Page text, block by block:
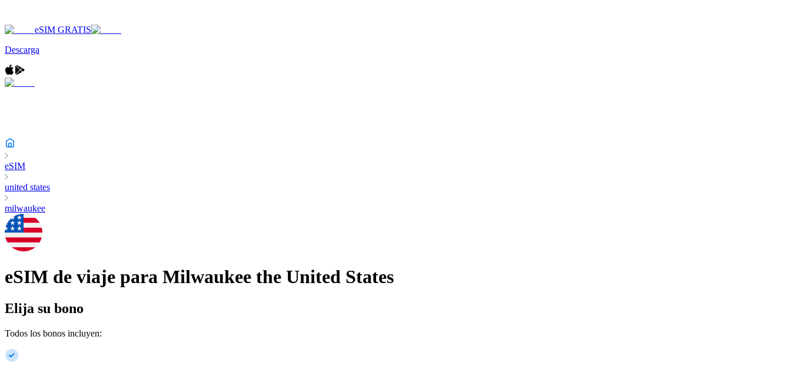
eSIM GRATIS
Descarga
eSIM
united states
milwaukee
eSIM de viaje para Milwaukee the United States
Elija su bono
Todos los bonos incluyen: